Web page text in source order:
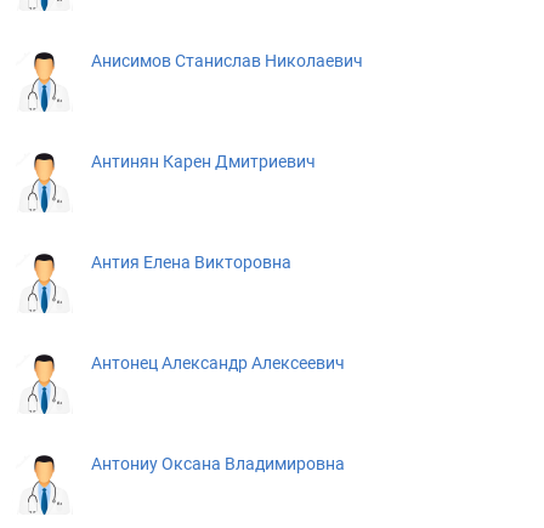
Анисимов Станислав Николаевич
Антинян Карен Дмитриевич
Антия Елена Викторовна
Антонец Александр Алексеевич
Антониу Оксана Владимировна